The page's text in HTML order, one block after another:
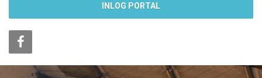
INLOG PORTAL